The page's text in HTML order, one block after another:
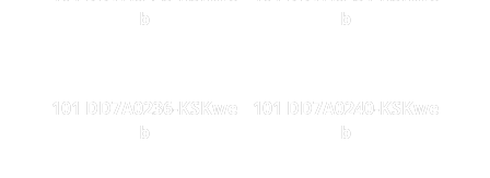
b
b
101 DD7A0236-KSKwe
b
101 DD7A0240-KSKwe
b